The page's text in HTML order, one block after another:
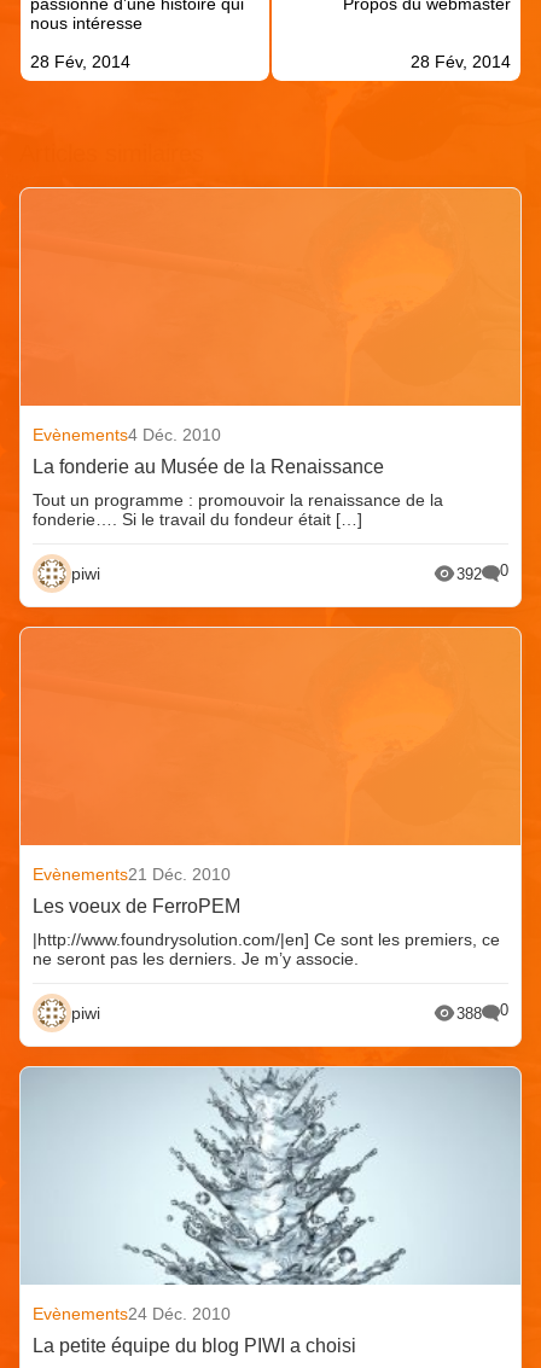
nous intéresse
28 Fév, 2014
28 Fév, 2014
Evènements4 Déc. 2010
La fonderie au Musée de la Renaissance
Tout un programme : promouvoir la renaissance de la
fonderie…. Si le travail du fondeur était […]
piwi 392 0
Evènements21 Déc. 2010
Les voeux de FerroPEM
|http://www.foundrysolution.com/|en] Ce sont les premiers, ce
ne seront pas les derniers. Je m’y associe.
piwi 388 0
Evènements24 Déc. 2010
La petite équipe du blog PIWI a choisi